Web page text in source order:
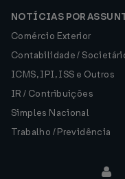
NOTÍCIAS POR
Comércio Exterior
Contabilidade /
ICMS, IPI, ISS e Outros
IR / Contribuições
Simples Nacional
Trabalho / Previdência